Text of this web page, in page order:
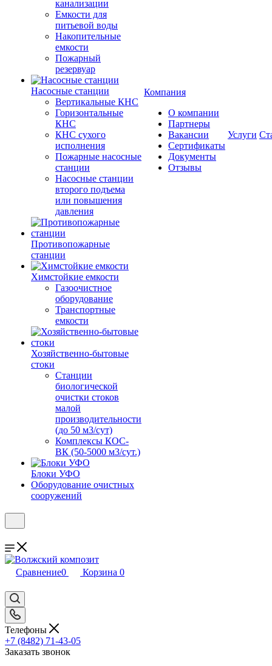
канализации
Емкости для
питьевой воды
Накопительные
емкости
Пожарный
резервуар
Насосные станции
Вертикальные КНС
Горизонтальные
КНС
КНС сухого
исполнения
Пожарные насосные
станции
Насосные cтанции
второго подъема
или повышения
давления
Противопожарные
станции
Химстойкие емкости
Газоочистное
оборудование
Транспортные
емкости
Хозяйственно-бытовые
стоки
Станции
биологической
очистки стоков
малой
производительности
(до 50 м3/сут)
Комплексы КОС-
ВК (50-5000 м3/сут.)
Блоки УФО
Оборудование очистных
сооружений
Компания
О компании
Партнеры
Вакансии
Сертификаты
Документы
Отзывы
Услуги
Сравнение0 Корзина 0
Телефоны
+7 (8482) 71-43-05
Заказать звонок